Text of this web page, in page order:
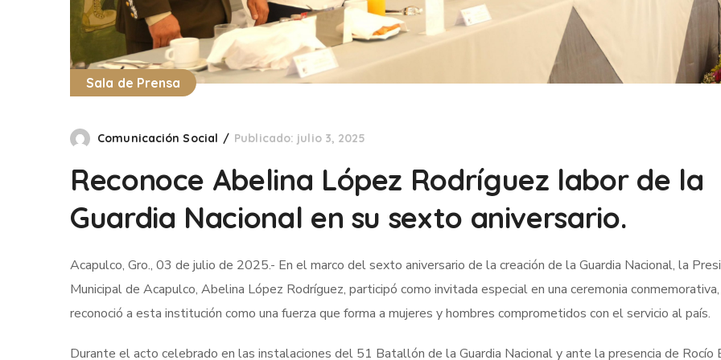
Sala de Prensa
Comunicación Social Publicado: julio 3, 2025
Reconoce Abelina López Rodríguez labor de la
Guardia Nacional en su sexto aniversario.
Acapulco, Gro., 03 de julio de 2025.- En el marco del sexto aniversario de la creación de la Guardia Nacional, la
Municipal de Acapulco, Abelina López Rodríguez, participó como invitada especial en una ceremonia
reconoció a esta institución como una fuerza que forma a mujeres y hombres comprometidos con el servicio al país.
Durante el acto celebrado en las instalaciones del 51 Batallón de la Guardia Nacional y ante la presencia de Rocío